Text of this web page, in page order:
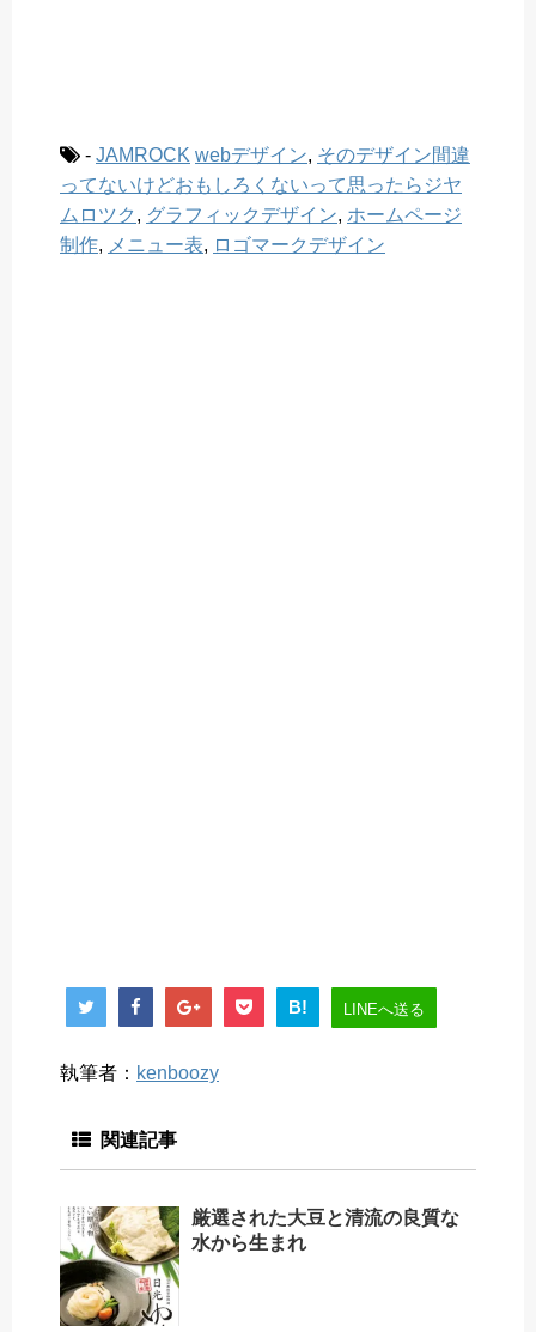
- JAMROCK webデザイン, そのデザイン間違
ってないけどおもしろくないって思ったらジヤ
ムロツク , グラフィックデザイン, ホームページ
制作, メニュー表, ロゴマークデザイン
B! LINEへ送る
執筆者： kenboozy
関連記事
厳選された大豆と清流の良質な
水から生まれ